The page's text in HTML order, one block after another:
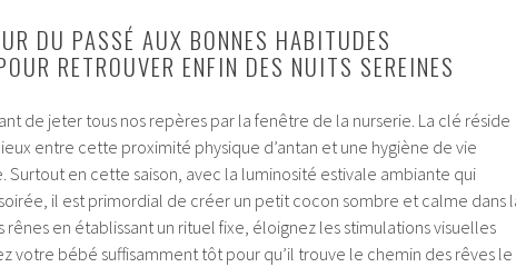
DU PASSÉ AUX BONNES HABITUDES
RETROUVER ENFIN DES NUITS SEREINES
de jeter tous nos repères par la fenêtre de la nurserie. La clé réside
entre cette proximité physique d’antan et une hygiène de vie
Surtout en cette saison, avec la luminosité estivale ambiante qui
il est primordial de créer un petit cocon sombre et calme dans
en établissant un rituel fixe, éloignez les stimulations visuelles
votre bébé suffisamment tôt pour qu’il trouve le chemin des rêves le